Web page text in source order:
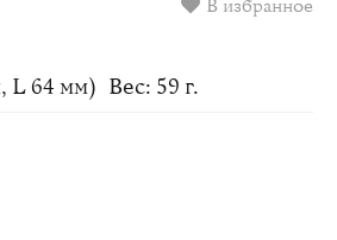
В избранное
L 64 мм) Вес: 59 г.